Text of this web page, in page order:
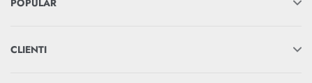
POPULAR
CLIENTI